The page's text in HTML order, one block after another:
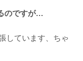
のですが…
しています、ちゃ